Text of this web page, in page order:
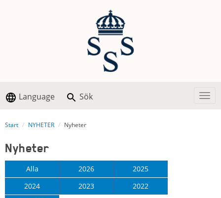
Language Sök
Start NYHETER Nyheter
Nyheter
Alla 2026
2025
2024
2023
2022